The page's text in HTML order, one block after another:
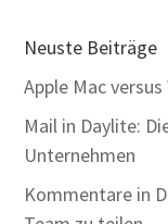
Neuste Beiträge
Apple Mac
Mail in Daylite:
Unternehmen
Kommentare in